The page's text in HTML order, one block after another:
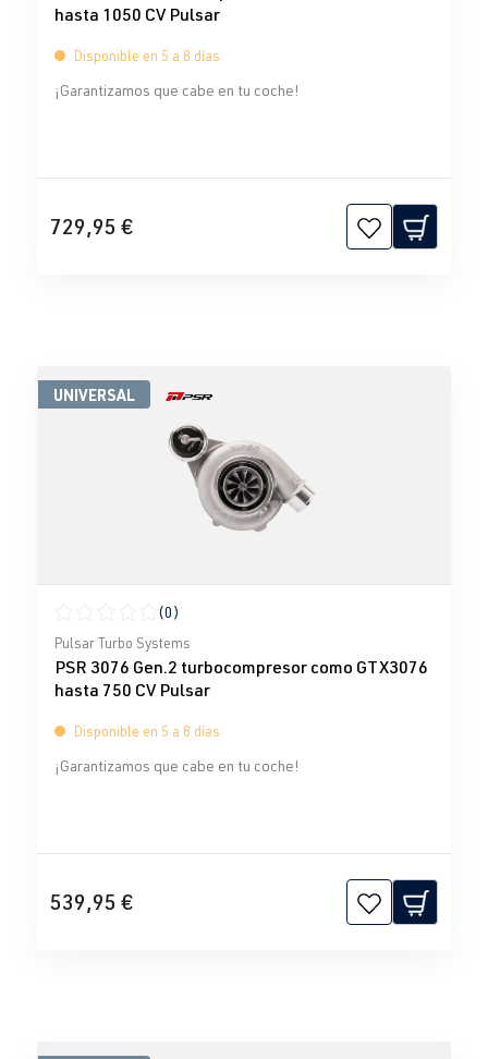
hasta 1050 CV Pulsar
Disponible en 5 a 8 días
¡Garantizamos que cabe en tu coche!
729,95 €
UNIVERSAL
Calificación promedio de 0 de 5 estrellas
(0)
Pulsar Turbo Systems
PSR 3076 Gen.2 turbocompresor como GTX3076
hasta 750 CV Pulsar
Disponible en 5 a 8 días
¡Garantizamos que cabe en tu coche!
539,95 €